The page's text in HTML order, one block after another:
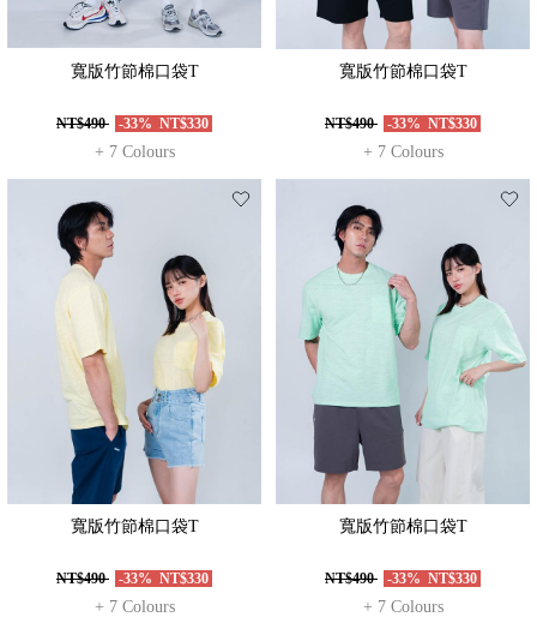
寬版竹節棉口袋T
NT$490 -33% NT$330
+ 7 Colours
寬版竹節棉口袋T
NT$490 -33% NT$330
+ 7 Colours
寬版竹節棉口袋T
NT$490 -33% NT$330
+ 7 Colours
寬版竹節棉口袋T
NT$490 -33% NT$330
+ 7 Colours